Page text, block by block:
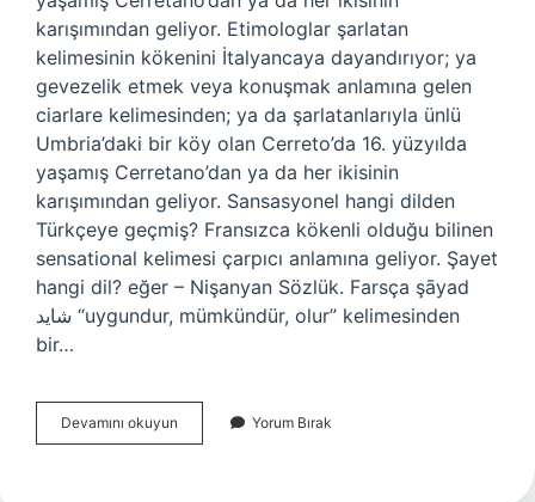
karışımından geliyor. Etimologlar şarlatan
kelimesinin kökenini İtalyancaya dayandırıyor; ya
gevezelik etmek veya konuşmak anlamına gelen
ciarlare kelimesinden; ya da şarlatanlarıyla ünlü
Umbria’daki bir köy olan Cerreto’da 16. yüzyılda
yaşamış Cerretano’dan ya da her ikisinin
karışımından geliyor. Sansasyonel hangi dilden
Türkçeye geçmiş? Fransızca kökenli olduğu bilinen
sensational kelimesi çarpıcı anlamına geliyor. Şayet
hangi dil? eğer – Nişanyan Sözlük. Farsça şāyad
شاید “uygundur, mümkündür, olur” kelimesinden
bir…
Devamını okuyun
Hangi
Yorum Bırak